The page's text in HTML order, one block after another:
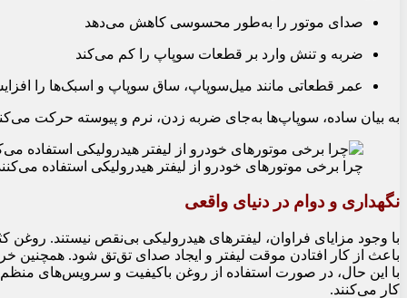
صدای موتور را به‌طور محسوسی کاهش می‌دهد
ضربه و تنش وارد بر قطعات سوپاپ را کم می‌کند
عمر قطعاتی مانند میل‌سوپاپ، ساق سوپاپ و اسبک‌ها را
به بیان ساده، سوپاپ‌ها به‌جای ضربه زدن، نرم و پیوسته حرکت
چرا برخی موتورهای خودرو از لیفتر هیدرولیکی استفاده
نگهداری و دوام در دنیای واقعی
با وجود مزایای فراوان، لیفترهای هیدرولیکی بی‌نقص نیستند.
باعث از کار افتادن موقت لیفتر و ایجاد صدای تق‌تق شود.
با این حال، در صورت استفاده از روغن باکیفیت و سرویس‌های
کار می‌کنند.